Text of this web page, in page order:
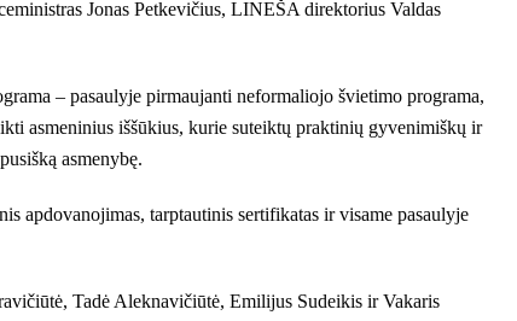
Jonas Petkevičius, LINEŠA direktorius Valdas
– pasaulyje pirmaujanti neformaliojo švietimo programa,
asmeninius iššūkius, kurie suteiktų praktinių gyvenimiškų ir
asmenybę.
apdovanojimas, tarptautinis sertifikatas ir visame pasaulyje
Tadė Aleknavičiūtė, Emilijus Sudeikis ir Vakaris